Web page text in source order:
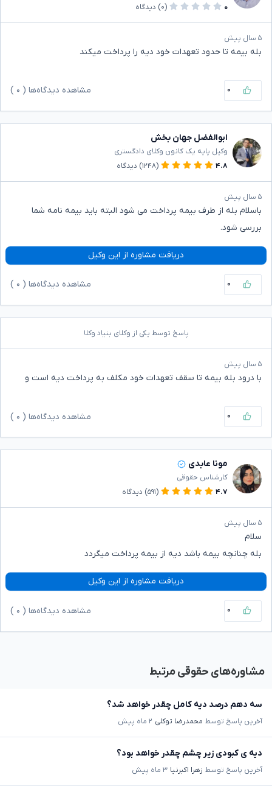
۰ (۰) دیدگاه
۵ سال پیش
بله بیمه تا حدود تعهدات خود دیه را پرداخت میکند
۰ مشاهده دیدگاه‌ها ( ۰
ابوالفضل جهان بخش
وکیل پایه یک کانون وکلای دادگستری
۴.۸
(۱۲۴۸) دیدگاه
۵ سال پیش
باسلام بله از طرف بیمه پرداخت می شود البته باید بیمه نامه شما
بررسی شود.
دریافت مشاوره از این وکیل
۰ مشاهده دیدگاه‌ها ( ۰
پاسخ توسط یکی از وکلای بنیاد وکلا
۵ سال پیش
با درود بله بیمه تا سقف تعهدات خود مکلف‌ به پرداخت دیه است و
۰ مشاهده دیدگاه‌ها ( ۰
مونا عابدی
کارشناس حقوقی
۴.۷
(۵۹۱) دیدگاه
۵ سال پیش
سلام
بله چنانچه بیمه باشد دیه از بیمه پرداخت میگردد
دریافت مشاوره از این وکیل
۰ مشاهده دیدگاه‌ها ( ۰
مشاوره‌های حقوقی مرتبط
سه دهم درصد دیه کامل چقدر خواهد شد؟
آخرین پاسخ توسط محمدرضا توکلی ۲ ماه پیش
دیه ی کبودی زیر چشم چقدر خواهد بود؟
آخرین پاسخ توسط زهرا اکبرنیا ۳ ماه پیش